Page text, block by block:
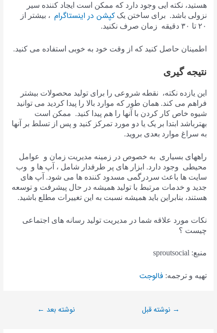
هستید، نکته ایی وجود دارد که ممکن است ایجاد کننده سیر
نزولی باشد. برای ساختن یککپشن در اینستاگرام ، بیشتر از
۲۰ تا ۳۰ دقیقه زمان صرف نکنید.
اطمینان حاصل کنید که از وقت خود به خوبی استفاده می کنید.
نتیجه گیری
این یازده نکته، نقطه شروعی را برای تولید محصولات بیشتر
فراهم می کند. همان طور که موارد بالا را پیدا کردید می توانید
شیوه خاص کار کردن با آنها را هم پیدا کنید. ممکن است
بهترباشد ابتدا بر یک یا دو مورد تمرکز کنید و پس از تسلط بر آنها
به سراغ موارد بعدی بروید.
راههای بسیاری به خصوص در زمینه مدیریت زمان و عوامل
محیطی وجود دارد. ابزار های پر طرفدار شامل ، آپ ها و وب
سایت ها باعث سردرگمی مسدود کننده ها می شود. آپ های
جدید و خدمات مرتبط با تولید همیشه در حال پیشرفت و توسعه
هستند، بنابراین باید همیشه نسبت به این تغییرات مطلع باشید.
نکات مورد علاقه شما در مدیریت تولید رسانه های اجتماعی
چیست ؟
منبع: sproutsocial
تهیه و ترجمه:فالوجت
→ نوشته قبل نوشته بعد ←